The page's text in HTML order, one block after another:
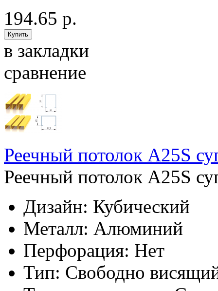
194.65 р.
в закладки
сравнение
Реечный потолок A25S
Реечный потолок A25S
Дизайн: Кубический
Металл: Алюминий
Перфорация: Нет
Тип: Свободно